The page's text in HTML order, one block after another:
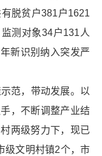
脱贫户381户1621
测对象34户131人
新识别纳入突发严
范，带动发展。以
，不断调整产业结
两级努力下，现已
级文明村镇2个，市